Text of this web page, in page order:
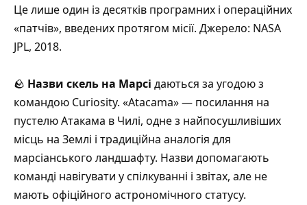
Це лише один із десятків програмних і операційних
«патчів», введених протягом місії. Джерело: NASA
JPL, 2018.
🪨 Назви скель на Марсі даються за угодою з
командою Curiosity. «Atacama» — посилання на
пустелю Атакама в Чилі, одне з найпосушливіших
місць на Землі і традиційна аналогія для
марсіанського ландшафту. Назви допомагають
команді навігувати у спілкуванні і звітах, але не
мають офіційного астрономічного статусу.